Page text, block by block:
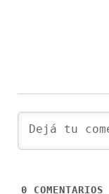
0 COMENTARIOS